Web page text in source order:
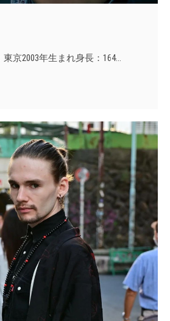
京2003年生まれ身長：164…